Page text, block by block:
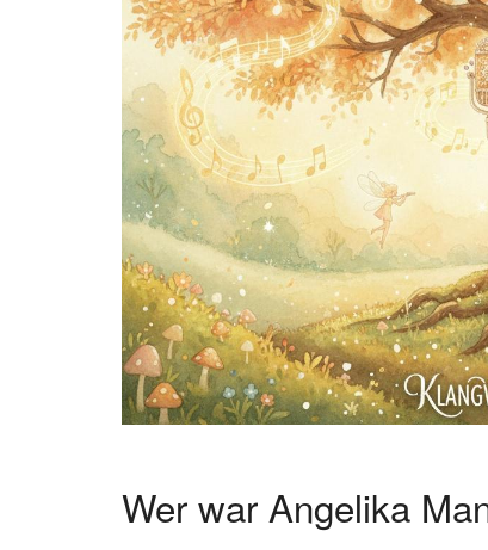
Wer war Angelika